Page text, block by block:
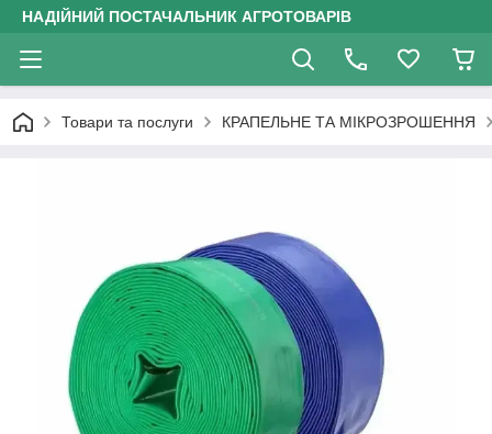
НАДІЙНИЙ ПОСТАЧАЛЬНИК АГРОТОВАРІВ
Товари та послуги КРАПЕЛЬНЕ ТА МІКРОЗРОШЕННЯ